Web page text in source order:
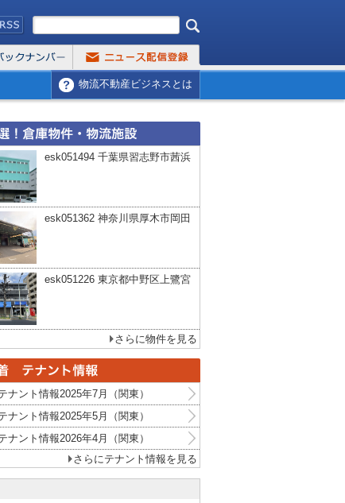
物流不動産ビジネスとは
esk051494 千葉県習志野市茜浜
esk051362 神奈川県厚木市岡田
esk051226 東京都中野区上鷺宮
さらに物件を見る
ナント情報2025年7月（関東）
ナント情報2025年5月（関東）
ナント情報2026年4月（関東）
さらにテナント情報を見る